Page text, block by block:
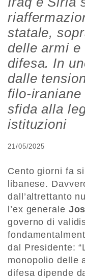
statale,
delle armi
difesa. In
dalle
filo-iraniane
sfida alla
istituzioni
21/05/2025
Cento giorni fa
libanese.
dall’altrettanto
l’ex generale
governo di
dal Presidente:
monopolio delle
difesa dipende